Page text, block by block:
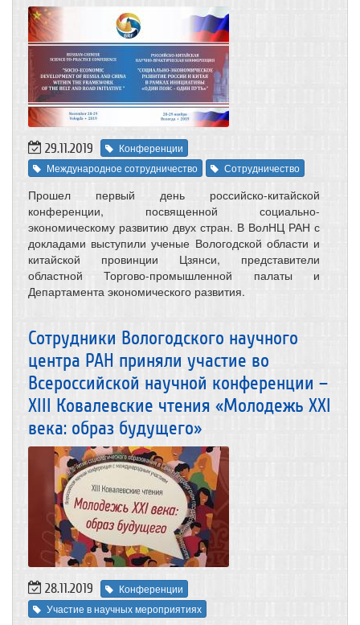
29.11.2019
Конференции
Международное сотрудничество
Сотрудничество
Прошел первый день российско-китайской
конференции, посвященной социально-
экономическому развитию двух стран. В ВолНЦ РАН с
докладами выступили ученые Вологодской области и
китайской провинции Цзянси, представители
областной Торгово-промышленной палаты и
Департамента экономического развития.
Сотрудники Вологодского научного
центра РАН приняли участие во
Всероссийской научной конференции –
XIII Ковалевские чтения «Молодежь XXI
века: образ будущего»
28.11.2019
Конференции
Участие в научных мероприятиях